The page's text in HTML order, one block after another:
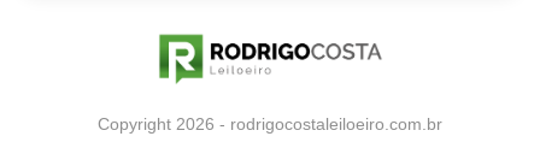
Copyright 2026 - rodrigocostaleiloeiro.com.br